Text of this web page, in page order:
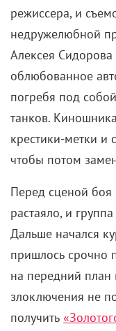
классический –
и заботится о
«В
Кроненберга. В
мозговых